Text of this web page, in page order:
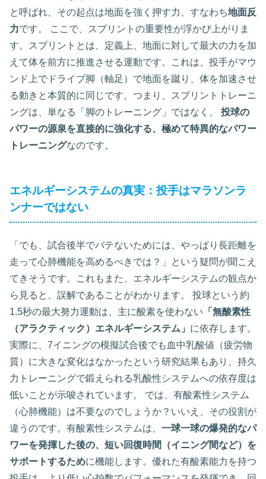
と呼ばれ、その起点は地面を強く押す力、すなわち地面反
力です。 ここで、スプリントの重要性が浮かび上がりま
す。スプリントとは、定義上、地面に対して最大の力を加
えて体を前方に推進させる運動です。これは、投手がマウ
ンド上でドライブ脚（軸足）で地面を蹴り、体を加速させ
る動きと本質的に同じです。つまり、スプリントトレーニ
ングは、単なる「脚のトレーニング」ではなく、 投球の
パワーの源泉を直接的に強化する、極めて特異的なパワー
トレーニングなのです。
エネルギーシステムの真実：投手はマラソンラ
ンナーではない
「でも、試合後半でバテないためには、やっぱり長距離を
走って心肺機能を高めるべきでは？」という疑問が聞こえ
てきそうです。これもまた、エネルギーシステムの観点か
ら見ると、誤解であることがわかります。 投球という約
1.5秒の最大努力運動は、主に酸素を使わない 「無酸素性
（アラクティック）エネルギーシステム」 に依存します。
実際に、7イニングの模擬試合後でも血中乳酸値（疲労物
質）に大きな変化はなかったという研究結果もあり、持久
力トレーニングで鍛えられる乳酸性システムへの依存度は
低いことが示唆されています。 では、有酸素性システム
（心肺機能）は不要なのでしょうか？いいえ、その役割が
違うのです。有酸素性システムは、 一球一球の爆発的なパ
ワーを発揮した後の、短い回復時間（イニング間など）を
サポートするために機能します。優れた有酸素能力を持つ